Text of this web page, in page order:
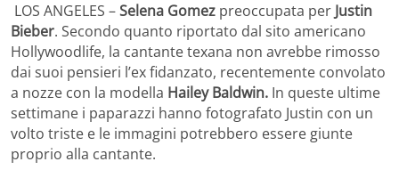
LOS ANGELES –Selena Gomez preoccupata per Justin
Bieber. Secondo quanto riportato dal sito americano
Hollywoodlife, la cantante texana non avrebbe rimosso
dai suoi pensieri l’ex fidanzato, recentemente convolato
a nozze con la modella Hailey Baldwin. In queste ultime
settimane i paparazzi hanno fotografato Justin con un
volto triste e le immagini potrebbero essere giunte
proprio alla cantante.